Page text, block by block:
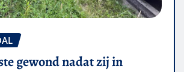
gewond nadat zij in